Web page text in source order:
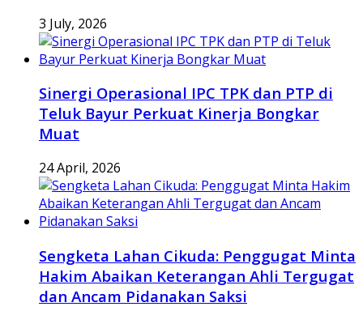
3 July, 2026
Sinergi Operasional IPC TPK dan PTP di
Teluk Bayur Perkuat Kinerja Bongkar
Muat
24 April, 2026
Sengketa Lahan Cikuda: Penggugat Minta
Hakim Abaikan Keterangan Ahli Tergugat
dan Ancam Pidanakan Saksi